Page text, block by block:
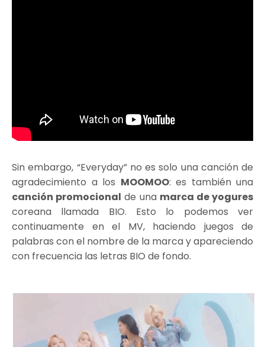
Sin embargo, “Everyday” no es solo una canción de
agradecimiento a los MOOMOO: es también una
canción promocional de una marca de yogures
coreana llamada BIO. Esto lo podemos ver
continuamente en el MV, haciendo juegos de
palabras con el nombre de la marca y apareciendo
con frecuencia las letras BIO de fondo.